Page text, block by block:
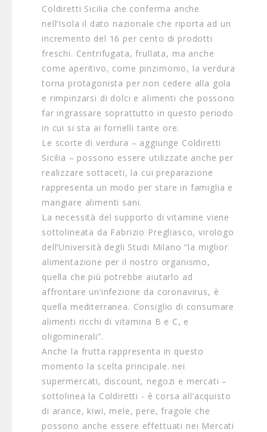
Coldiretti Sicilia che conferma anche
nell’Isola il dato nazionale che riporta ad un
incremento del 16 per cento di prodotti
freschi. Centrifugata, frullata, ma anche
come aperitivo, come pinzimonio, la verdura
torna protagonista per non cedere alla gola
e rimpinzarsi di dolci e alimenti che possono
far ingrassare soprattutto in questo periodo
in cui si sta ai fornelli tante ore.
Le scorte di verdura – aggiunge Coldiretti
Sicilia – possono essere utilizzate anche per
realizzare sottaceti, la cui preparazione
rappresenta un modo per stare in famiglia e
mangiare alimenti sani.
La necessità del supporto di vitamine viene
sottolineata da Fabrizio Pregliasco, virologo
dell’Università degli Studi Milano “la miglior
alimentazione per il nostro organismo,
quella che più potrebbe aiutarlo ad
affrontare un’infezione da coronavirus, è
quella mediterranea. Consiglio di consumare
alimenti ricchi di vitamina B e C, e
oligominerali”.
Anche la frutta rappresenta in questo
momento la scelta principale. nei
supermercati, discount, negozi e mercati –
sottolinea la Coldiretti - è corsa all’acquisto
di arance, kiwi, mele, pere, fragole che
possono anche essere effettuati nei Mercati